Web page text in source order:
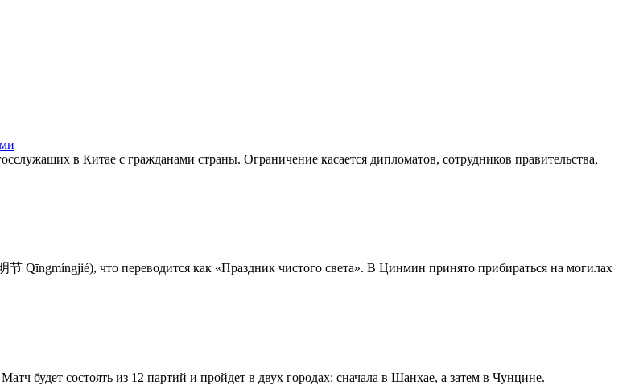
в Китае с гражданами страны. Ограничение касается дипломатов, сотрудников правительства,
Qīngmíngjié), что переводится как «Праздник чистого света». В Цинмин принято прибираться на могилах
будет состоять из 12 партий и пройдет в двух городах: сначала в Шанхае, а затем в Чунцине.